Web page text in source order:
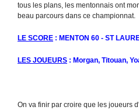
tous les plans, les mentonnais ont
beau parcours dans ce championnat.
LE SCORE : MENTON 60 - ST
LES JOUEURS : Morgan, Titouan,
On va finir par croire que les joueurs